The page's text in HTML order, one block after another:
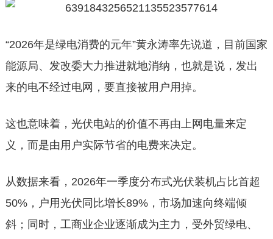
“2026年是绿电消费的元年”黄永涛率先说道，目前国家
能源局、发改委大力推进就地消纳，也就是说，发出
来的电不经过电网，要直接被用户用掉。
这也意味着，光伏电站的价值不再由上网电量来定
义，而是由用户实际节省的电费来决定。
从数据来看，2026年一季度分布式光伏装机占比首超
50%，户用光伏同比增长89%，市场加速向终端倾
斜；同时，工商业企业逐渐成为主力，受外贸绿电、